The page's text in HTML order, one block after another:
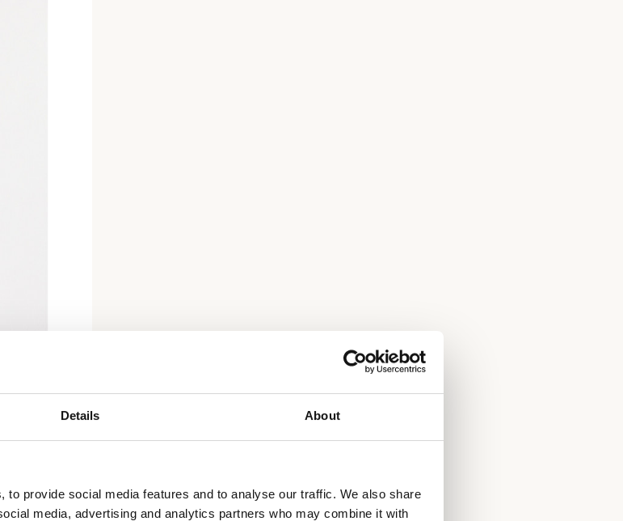
Details About
to provide social media features and to analyse our traffic. We also share
media, advertising and analytics partners who may combine it with